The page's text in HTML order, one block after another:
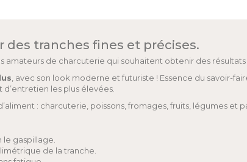
des tranches fines et précises.
de charcuterie qui souhaitent obtenir des résultats
, avec son look moderne et futuriste ! Essence du savoir-
les plus élevées.
: charcuterie, poissons, fromages, fruits, légumes et
gaspillage.
de la tranche.